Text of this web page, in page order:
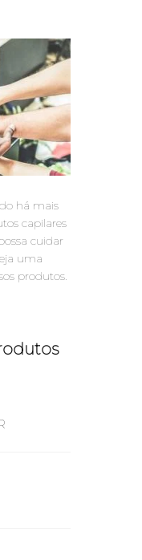
há mais
capilares
cuidar
uma
produtos.